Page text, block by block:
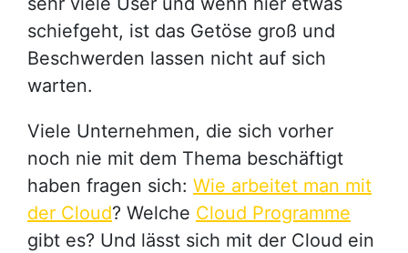
schiefgeht, ist das Getöse groß und
Beschwerden lassen nicht auf sich
warten.
Viele Unternehmen, die sich vorher
noch nie mit dem Thema beschäftigt
haben fragen sich: Wie arbeitet man mit
der Cloud? Welche Cloud Programme
gibt es? Und lässt sich mit der Cloud ein